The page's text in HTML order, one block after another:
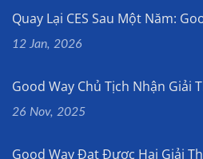
Quay Lại CES Sau Một Năm:
12 Jan, 2026
Good Way Chủ Tịch Nhận Giải
26 Nov, 2025
Good Way Đạt Được Hai Giải